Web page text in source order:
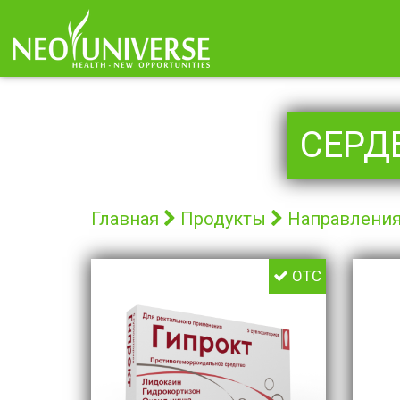
Главная Продукты
OTC